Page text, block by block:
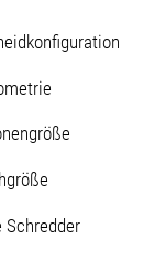
Schredder